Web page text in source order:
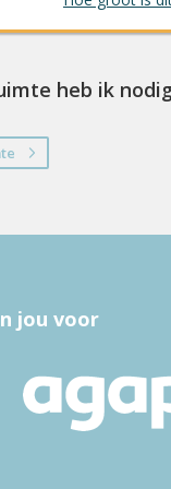
heb ik
jou voor